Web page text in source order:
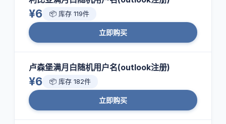
¥6 📦 库存 119件
立即购买
卢森堡满月白随机用户名(outlook注册)
¥6 📦 库存 182件
立即购买